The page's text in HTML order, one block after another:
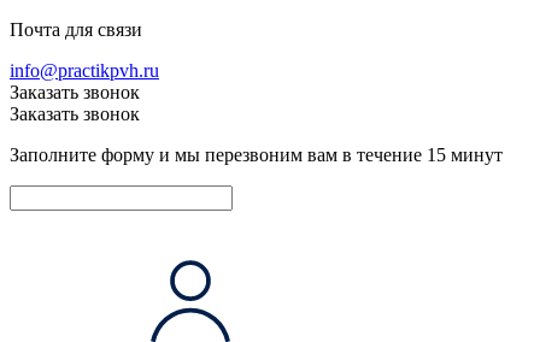
Почта для связи
info@practikpvh.ru
Заказать звонок
Заказать звонок
Заполните форму и мы перезвоним вам в течение 15 минут